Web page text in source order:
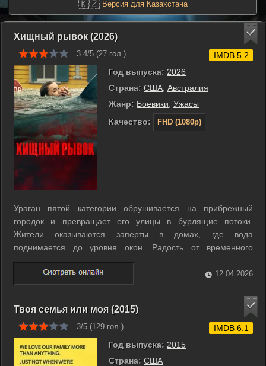
🇰🇿 Версия для Казахстана
Хищный рывок (2026)
3.4/5 (27 гол.)
Год выпуска: 2026
Страна: США Австралия
Жанр: Боевики Ужасы
Качество:
FHD (1080p)
IMDB 5.2
Ураган пятой категории обрушивается на прибрежный
городок и превращает его улицы в бурлящие потоки.
Жители оказываются заперты в домах, где вода
поднимается до уровня окон. Радость от временного
спасения сменяется ужасом, когда в мутной жиже
появляются стаи агрессивных акул. Хищники проникают
прямо в затопленные здания через разбитые двери. Группа
12.04.2026
Твоя семья или моя (2015)
3/5 (129 гол.)
Год выпуска: 2015
Страна: США
IMDB 6.1